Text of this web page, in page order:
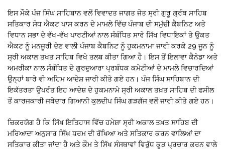
ਇਸ ਮੌਕੇ ਪੰਜ ਸਿੰਘ ਸਾਹਿਬਾਨ ਵਲੋਂ ਵਿਵਾਦਤ ਜਾਗਤ ਜੋਤ ਸ੍ਰੀ ਗੁਰੂ ਗ੍ਰੰਥ ਸਾਹਿਬ
ਸਤਿਕਾਰ ਸੋਧ ਐਕਟ ਪਾਸ ਕਰਨ ਦੇ ਮਾਮਲੇ ਵਿੱਚ ਪੰਜਾਬ ਦੀ ਸਮੁੱਚੀ ਕੈਬਨਿਟ ਅਤੇ
ਵਿਧਾਨ ਸਭਾ ਦੇ ਵੱਖ-ਵੱਖ ਪਾਰਟੀਆਂ ਨਾਲ ਸੰਬੰਧਿਤ ਸਾਰੇ ਸਿੱਖ ਵਿਧਾਇਕਾਂ ਤੇ ਉਕਤ
ਐਕਟ ਨੂੰ ਮਨਜ਼ੂਰੀ ਦੇਣ ਵਾਲੀ ਪੰਜਾਬ ਕੈਬਨਿਟ ਨੂੰ ਹੁਕਮਨਾਮਾ ਜਾਰੀ ਕਰਕੇ 29 ਜੂਨ ਨੂੰ
ਸ੍ਰੀ ਅਕਾਲ ਤਖਤ ਸਾਹਿਬ ਵਿਖੇ ਤਲਬ ਕੀਤਾ ਗਿਆ ਹੈ। ਇਸ ਤੋਂ ਇਲਾਵਾ ਕੈਨੇਡਾ ਅਤੇ
ਅਮਰੀਕਾ ਨਾਲ ਸੰਬੰਧਿਤ ਦੋ ਗੁਰਦੁਆਰਾ ਪ੍ਰਬੰਧਕ ਕਮੇਟੀਆਂ ਦੇ ਮਾਮਲੇ ਵਿਚਾਰਦਿਆਂ
ਉਨ੍ਹਾਂ ਬਾਰੇ ਵੀ ਅਹਿਮ ਆਦੇਸ਼ ਜਾਰੀ ਕੀਤੇ ਗਏ ਹਨ। ਪੰਜ ਸਿੰਘ ਸਾਹਿਬਾਨ ਦੀ
ਇਕੱਤਰਤਾ ਉਪਰੰਤ ਇਹ ਆਦੇਸ਼ ਦੇ ਹੁਕਮਨਾਮੇ ਸ੍ਰੀ ਅਕਾਲ ਤਖ਼ਤ ਸਾਹਿਬ ਦੀ ਫਸੀਲ
ਤੋਂ ਕਾਰਜਕਾਰੀ ਜਥੇਦਾਰ ਗਿਆਨੀ ਕੁਲਦੀਪ ਸਿੰਘ ਗੜਗੱਜ ਵਲੋਂ ਜਾਰੀ ਕੀਤੇ ਗਏ ਹਨ।
ਜ਼ਿਕਰਯੋਗ ਹੈ ਕਿ ਸਿੱਖ ਇਤਿਹਾਸ ਵਿੱਚ ਹਮੇਸ਼ਾ ਸ੍ਰੀ ਅਕਾਲ ਤਖ਼ਤ ਸਾਹਿਬ ਦੀ
ਮਰਿਆਦਾ ਅਨੁਸਾਰ ਸਿੱਖ ਧਰਮ ਦੀ ਰੱਖਿਆ ਅਤੇ ਸਤਿਕਾਰ ਕਰਨ ਵਾਲਿਆਂ ਦਾ
ਸਤਿਕਾਰ ਕੀਤਾ ਜਾਂਦਾ ਹੈ ਅਤੇ ਕੌਮ ਤੇ ਸਿੱਖ ਸੰਸਥਾਵਾਂ ਵਿਰੁੱਧ ਕੂੜ ਪ੍ਰਚਾਰ ਕਰਨ ਵਾਲੇ